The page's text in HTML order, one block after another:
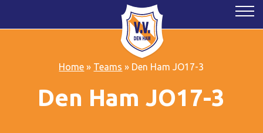
Home » Teams » Den Ham JO17-3
Den Ham JO17-3